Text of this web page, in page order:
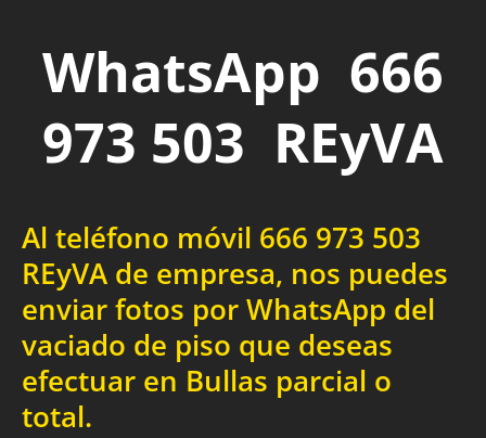
WhatsApp 666
973 503 REyVA
Al teléfono móvil 666 973 503
REyVA de empresa, nos puedes
enviar fotos por WhatsApp del
vaciado de piso que deseas
efectuar en Bullas parcial o
total.